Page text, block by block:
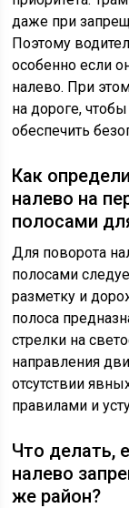
даже при
Поэтому
особенно если
налево. При
на дороге,
обеспечить
Как
налево на
полосами
Для поворота
полосами
разметку и
полоса
стрелки на
направления
отсутствии
правилами и
Что делать,
налево
же район?